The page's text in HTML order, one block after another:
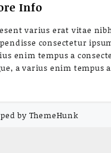
Info
varius erat vitae
consectetur
enim tempus a
a varius enim tempus a
by ThemeHunk